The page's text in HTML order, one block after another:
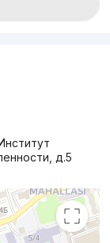
д.5